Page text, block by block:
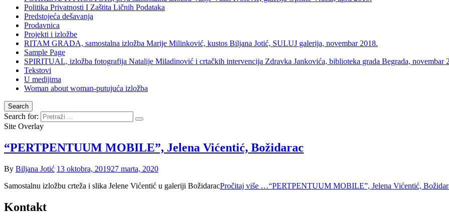
Politika Privatnosti I Zaštita Ličnih Podataka
Predstojeća dešavanja
Prodavnica
Projekti i izložbe
RITAM GRADA, samostalna izložba Marije Milinković, kustos Biljana Jotić, SULUJ galerija, novembar 2018.
Sample Page
SPIRITUAL, izložba fotografija Natalije Miladinović i crtačkih intervencija Zdravka Jankovića, biblioteka grada Begrada, novembar
Tekstovi
U medijima
Woman about woman-putujuća izložba
Search
Search for:
Site Overlay
“PERTPENTUUM MOBILE”, Jelena Vićentić, Božidarac
By Biljana Jotić 13 oktobra, 201927 marta, 2020
Samostalnu izložbu crteža i slika Jelene Vićentić u galeriji BožidaracPročitaj više …“PERTPENTUUM MOBILE”, Jelena Vićentić,
Kontakt